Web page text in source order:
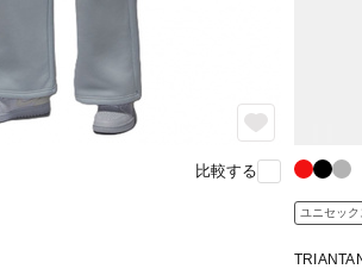
比較する
ユニセック